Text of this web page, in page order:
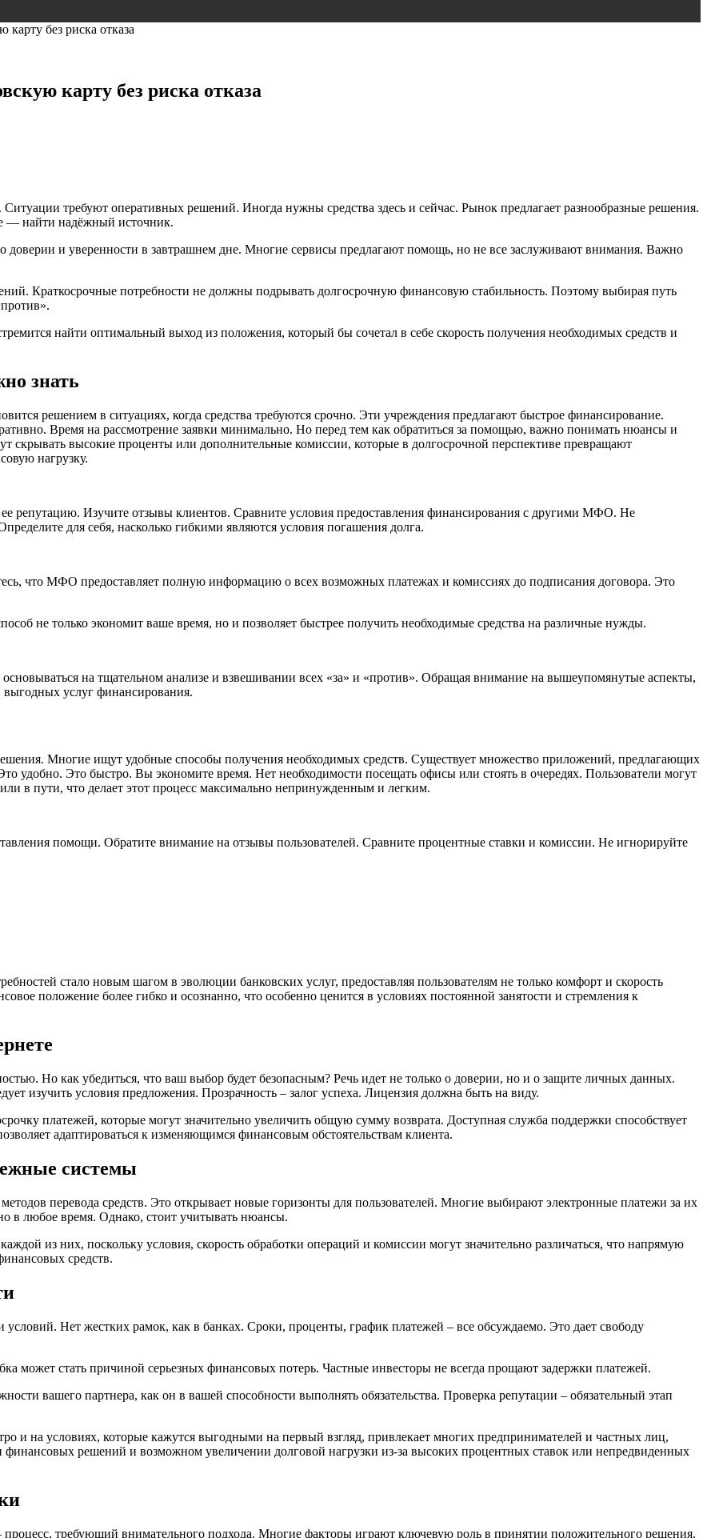
без риска отказа
карту без риска отказа
требуют оперативных решений. Иногда нужны средства здесь и сейчас. Рынок предлагает разнообразные решения.
— найти надёжный источник.
и уверенности в завтрашнем дне. Многие сервисы предлагают помощь, но не все заслуживают внимания. Важно
Краткосрочные потребности не должны подрывать долгосрочную финансовую стабильность. Поэтому выбирая путь
найти оптимальный выход из положения, который бы сочетал в себе скорость получения необходимых средств и
знать
решением в ситуациях, когда средства требуются срочно. Эти учреждения предлагают быстрое финансирование.
Время на рассмотрение заявки минимально. Но перед тем как обратиться за помощью, важно понимать нюансы и
скрывать высокие проценты или дополнительные комиссии, которые в долгосрочной перспективе превращают
нагрузку.
репутацию. Изучите отзывы клиентов. Сравните условия предоставления финансирования с другими МФО. Не
для себя, насколько гибкими являются условия погашения долга.
что МФО предоставляет полную информацию о всех возможных платежах и комиссиях до подписания договора. Это
не только экономит ваше время, но и позволяет быстрее получить необходимые средства на различные нужды.
на тщательном анализе и взвешивании всех «за» и «против». Обращая внимание на вышеупомянутые аспекты,
услуг финансирования.
Многие ищут удобные способы получения необходимых средств. Существует множество приложений, предлагающих
Это быстро. Вы экономите время. Нет необходимости посещать офисы или стоять в очередях. Пользователи могут
в пути, что делает этот процесс максимально непринужденным и легким.
помощи. Обратите внимание на отзывы пользователей. Сравните процентные ставки и комиссии. Не игнорируйте
стало новым шагом в эволюции банковских услуг, предоставляя пользователям не только комфорт и скорость
положение более гибко и осознанно, что особенно ценится в условиях постоянной занятости и стремления к
Но как убедиться, что ваш выбор будет безопасным? Речь идет не только о доверии, но и о защите личных данных.
изучить условия предложения. Прозрачность – залог успеха. Лицензия должна быть на виду.
платежей, которые могут значительно увеличить общую сумму возврата. Доступная служба поддержки способствует
адаптироваться к изменяющимся финансовым обстоятельствам клиента.
системы
перевода средств. Это открывает новые горизонты для пользователей. Многие выбирают электронные платежи за их
в любое время. Однако, стоит учитывать нюансы.
из них, поскольку условия, скорость обработки операций и комиссии могут значительно различаться, что напрямую
средств.
условий. Нет жестких рамок, как в банках. Сроки, проценты, график платежей – все обсуждаемо. Это дает свободу
может стать причиной серьезных финансовых потерь. Частные инвесторы не всегда прощают задержки платежей.
вашего партнера, как он в вашей способности выполнять обязательства. Проверка репутации – обязательный этап
и на условиях, которые кажутся выгодными на первый взгляд, привлекает многих предпринимателей и частных лиц,
решений и возможном увеличении долговой нагрузки из-за высоких процентных ставок или непредвиденных
требующий внимательного подхода. Многие факторы играют ключевую роль в принятии положительного решения.